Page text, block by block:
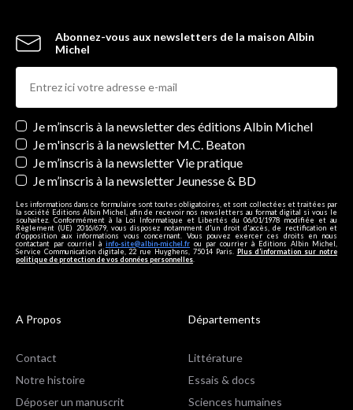
Abonnez-vous aux newsletters de la maison Albin
Michel
Newsletters
Je m’inscris à la newsletter des éditions Albin Michel
Je m'inscris à la newsletter M.C. Beaton
Je m’inscris à la newsletter Vie pratique
Je m’inscris à la newsletter Jeunesse & BD
Les informations dans ce formulaire sont toutes obligatoires, et sont collectées et traitées par
la société Editions Albin Michel, afin de recevoir nos newsletters au format digital si vous le
souhaitez. Conformément à la Loi Informatique et Libertés du 06/01/1978 modifiée et au
Règlement (UE) 2016/679, vous disposez notamment d'un droit d'accès, de rectification et
d’opposition aux informations vous concernant. Vous pouvez exercer ces droits en nous
contactant par courriel à info-site@albin-michel.fr ou par courrier à Editions Albin Michel,
Service Communication digitale, 22 rue Huyghens, 75014 Paris. Plus d’information sur notre
politique de protection de vos données personnelles
A Propos
Contact
Notre histoire
Déposer un manuscrit
Départements
Littérature
Essais & docs
Sciences humaines